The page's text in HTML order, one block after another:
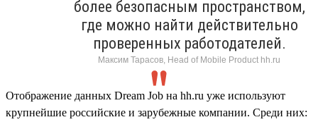
более безопасным пространством,
где можно найти действительно
проверенных работодателей.
Максим Тарасов, Head of Mobile Product hh.ru
Отображение данных Dream Job на hh.ru уже используют
крупнейшие российские и зарубежные компании. Среди них: